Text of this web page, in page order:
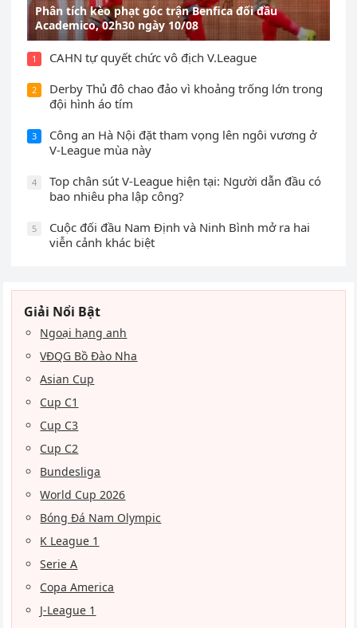
Phân tích kèo phạt góc trận Benfica đối đầu
Academico, 02h30 ngày 10/08
1 CAHN tự quyết chức vô địch V.League
2
Derby Thủ đô chao đảo vì khoảng trống lớn trong
đội hình áo tím
3
Công an Hà Nội đặt tham vọng lên ngôi vương ở
V-League mùa này
4
Top chân sút V-League hiện tại: Người dẫn đầu có
bao nhiêu pha lập công?
5
Cuộc đối đầu Nam Định và Ninh Bình mở ra hai
viễn cảnh khác biệt
Giải Nổi Bật
Ngoại hạng anh
VĐQG Bồ Đào Nha
Asian Cup
Cup C1
Cup C3
Cup C2
Bundesliga
World Cup 2026
Bóng Đá Nam Olympic
K League 1
Serie A
Copa America
J-League 1